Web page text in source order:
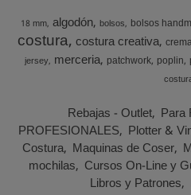
18 mm algodón bolsos bolsos
costura costura creativa
jersey merceria patchwork poplin
Rebajas - Outlet Para
PROFESIONALES Plotter &
Costura Maquinas de Coser
mochilas Cursos On-Line y
Libros y Patrones